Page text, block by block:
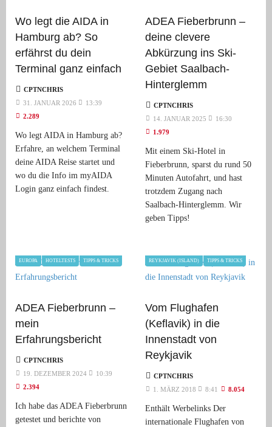
Wo legt die AIDA in
Hamburg ab? So
erfährst du dein
Terminal ganz einfach
CPTNCHRIS
31. JANUAR 2026
13:39
2.289
Wo legt AIDA in Hamburg ab?
Erfahre, an welchem Terminal
deine AIDA Reise startet und
wo du die Info im myAIDA
Login ganz einfach findest.
ADEA Fieberbrunn –
deine clevere
Abkürzung ins Ski-
Gebiet Saalbach-
Hinterglemm
CPTNCHRIS
14. JANUAR 2025
16:30
1.979
Mit einem Ski-Hotel in
Fieberbrunn, sparst du rund 50
Minuten Autofahrt, und hast
trotzdem Zugang nach
Saalbach-Hinterglemm. Wir
geben Tipps!
EUROPA HOTELTESTS TIPPS & TRICKS
ADEA Fieberbrunn –
mein
Erfahrungsbericht
CPTNCHRIS
19. DEZEMBER 2024
10:39
2.394
Ich habe das ADEA Fieberbrunn
getestet und berichte von
REYKJAVIK (ISLAND) TIPPS & TRICKS
Vom Flughafen
(Keflavik) in die
Innenstadt von
Reykjavik
CPTNCHRIS
1. MÄRZ 2018
8:41 8.054
Enthält Werbelinks Der
internationale Flughafen von